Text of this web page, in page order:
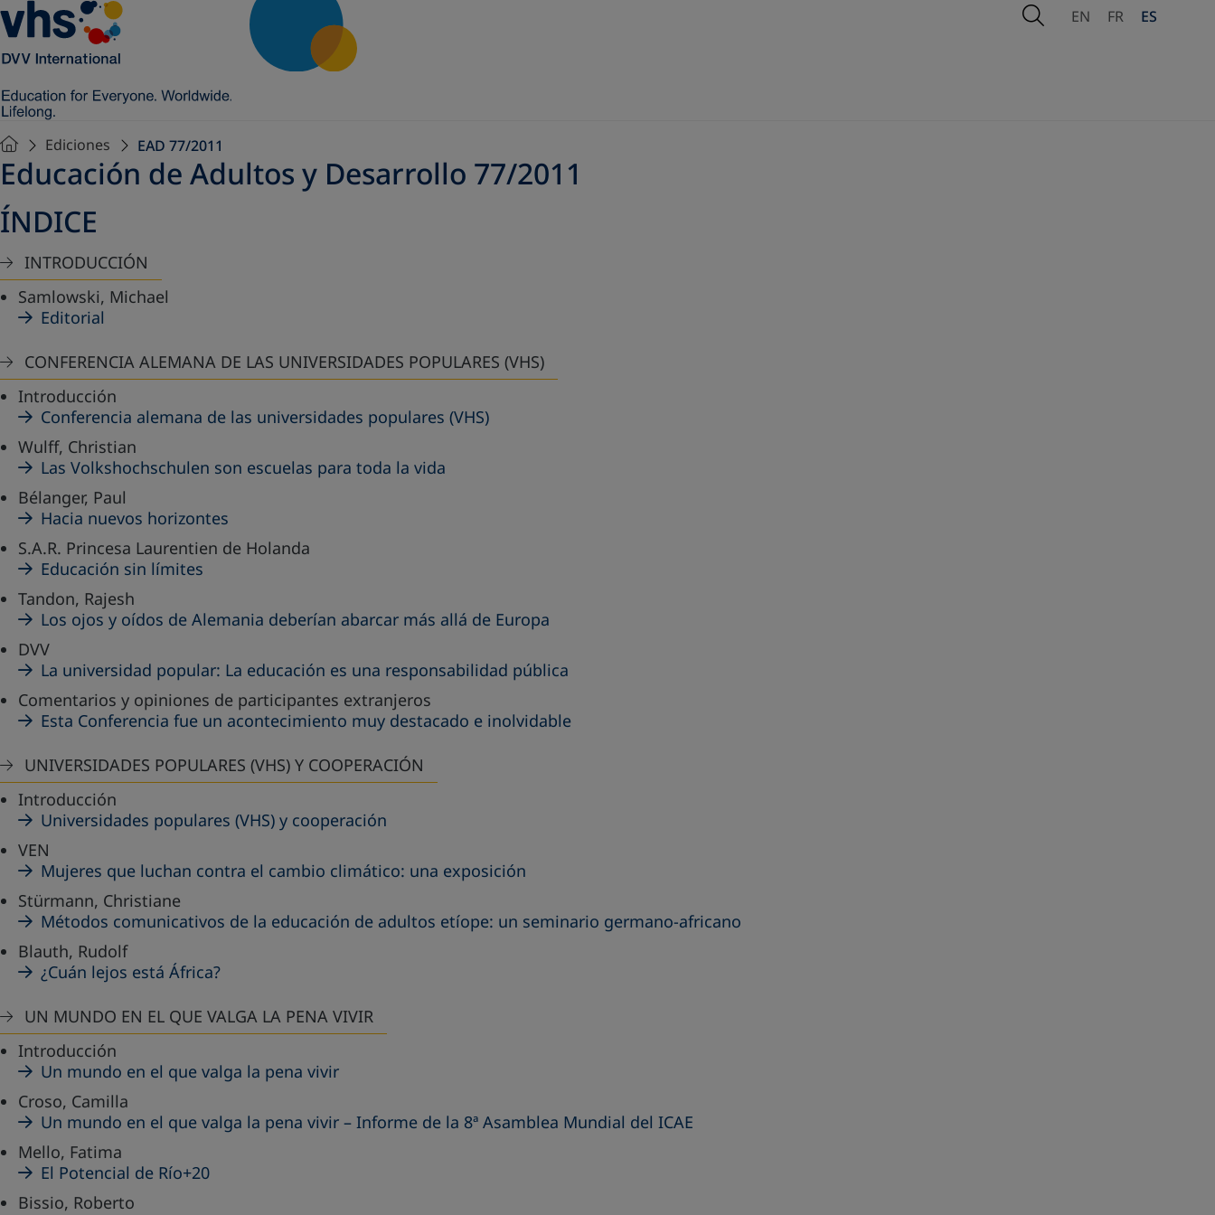
Open Search
EN FR ES
Ediciones EAD 77/2011
Educación de Adultos y Desarrollo 77/2011
ÍNDICE
INTRODUCCIÓN
Samlowski, Michael
Editorial
CONFERENCIA ALEMANA DE LAS UNIVERSIDADES POPULARES (VHS)
Introducción
Conferencia alemana de las universidades populares (VHS)
Wulff, Christian
Las Volkshochschulen son escuelas para toda la vida
Bélanger, Paul
Hacia nuevos horizontes
S.A.R. Princesa Laurentien de Holanda
Educación sin límites
Tandon, Rajesh
Los ojos y oídos de Alemania deberían abarcar más allá de Europa
DVV
La universidad popular: La educación es una responsabilidad pública
Comentarios y opiniones de participantes extranjeros
Esta Conferencia fue un acontecimiento muy destacado e inolvidable
UNIVERSIDADES POPULARES (VHS) Y COOPERACIÓN
Introducción
Universidades populares (VHS) y cooperación
VEN
Mujeres que luchan contra el cambio climático: una exposición
Stürmann, Christiane
Métodos comunicativos de la educación de adultos etíope: un seminario germano-africano
Blauth, Rudolf
¿Cuán lejos está África?
UN MUNDO EN EL QUE VALGA LA PENA VIVIR
Introducción
Un mundo en el que valga la pena vivir
Croso, Camilla
Un mundo en el que valga la pena vivir – Informe de la 8ª Asamblea Mundial del ICAE
Mello, Fatima
El Potencial de Río+20
Bissio, Roberto